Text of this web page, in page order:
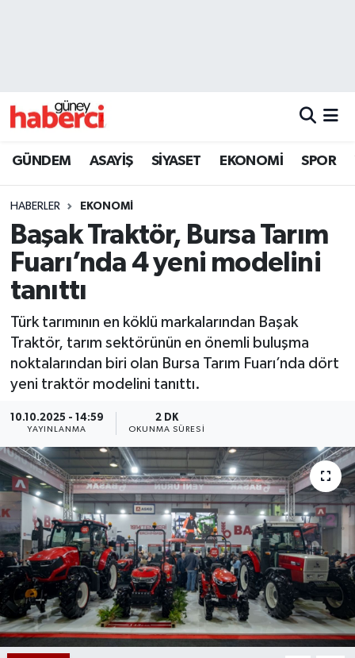
GÜNDEM ASAYİŞ SİYASET EKONOMİ SPOR
HABERLER EKONOMİ
Başak Traktör, Bursa Tarım
Fuarı’nda 4 yeni modelini
tanıttı
Türk tarımının en köklü markalarından Başak
Traktör, tarım sektörünün en önemli buluşma
noktalarından biri olan Bursa Tarım Fuarı’nda dört
yeni traktör modelini tanıttı.
10.10.2025 - 14:59
YAYINLANMA
2 DK
OKUNMA SÜRESI
Beyoğlu Trafik Yoğunluk Haritası
Son Dakika Haberleri
Haber Arşivi